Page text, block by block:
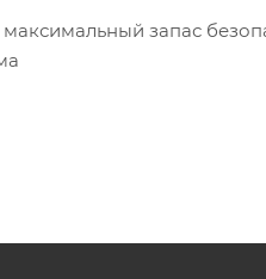
максимальный запас